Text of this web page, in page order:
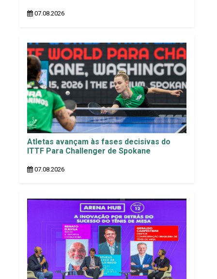
07.08.2026
Atletas avançam às fases decisivas do
ITTF Para Challenger de Spokane
07.08.2026